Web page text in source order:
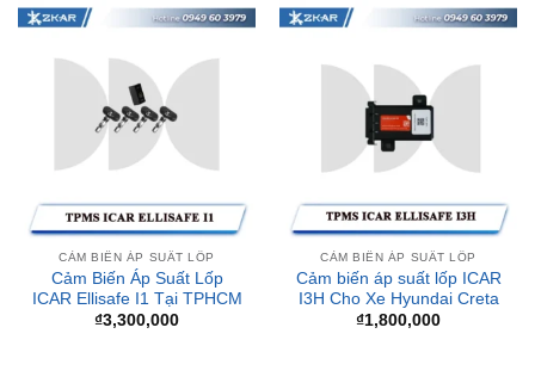
Cảm Biến Áp Suất Lốp
ICAR Ellisafe I1 Tại TPHCM
₫3,300,000
Cảm biến áp suất lốp ICAR
I3H Cho Xe Hyundai Creta
₫1,800,000